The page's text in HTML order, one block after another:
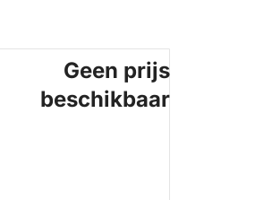
Geen prijs
beschikbaar